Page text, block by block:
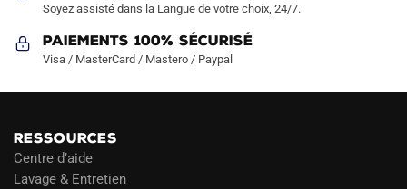
Soyez assisté dans la Langue de votre choix, 24/7.
Paiements 100% Sécurisé
Visa / MasterCard / Mastero / Paypal
RESSOURCES
Centre d’aide
Lavage & Entretien